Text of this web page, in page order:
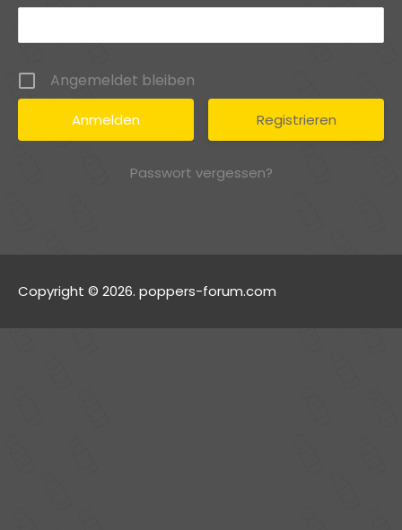
Angemeldet bleiben
Registrieren
Passwort vergessen?
Copyright © 2026. poppers-forum.com